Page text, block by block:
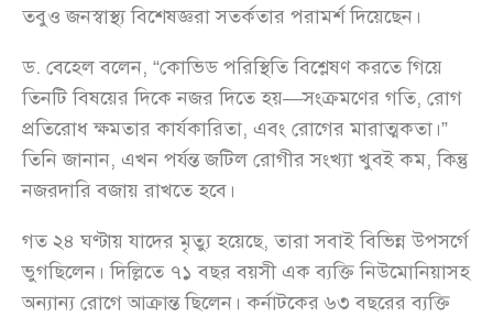
তবুও জনস্বাস্থ্য বিশেষজ্ঞরা সতর্কতার পরামর্শ দিয়েছেন।
ড. বেহেল বলেন, “কোভিড পরিস্থিতি বিশ্লেষণ করতে গিয়ে
তিনটি বিষয়ের দিকে নজর দিতে হয়—সংক্রমণের গতি, রোগ
প্রতিরোধ ক্ষমতার কার্যকারিতা, এবং রোগের মারাত্মকতা।”
তিনি জানান, এখন পর্যন্ত জটিল রোগীর সংখ্যা খুবই কম, কিন্তু
নজরদারি বজায় রাখতে হবে।
গত ২৪ ঘণ্টায় যাদের মৃত্যু হয়েছে, তারা সবাই বিভিন্ন উপসর্গে
ভুগছিলেন। দিল্লিতে ৭১ বছর বয়সী এক ব্যক্তি নিউমোনিয়াসহ
অন্যান্য রোগে আক্রান্ত ছিলেন। কর্নাটকের ৬৩ বছরের ব্যক্তি